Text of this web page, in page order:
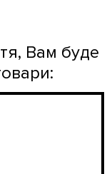
Вам буде